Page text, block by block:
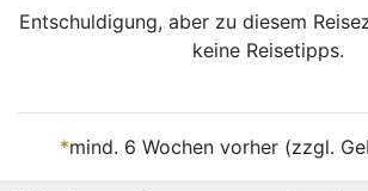
Entschuldigung, aber zu diesem
keine Reisetipps.
*mind. 6 Wochen vorher (zzgl.